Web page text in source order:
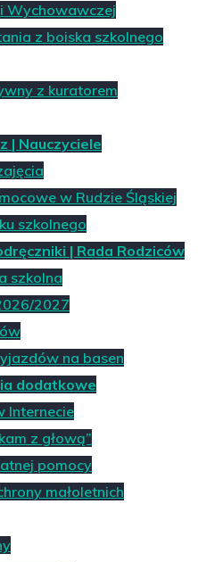
Wychowawczej
z boiska szkolnego
z kuratorem
| Nauczyciele
w Rudzie Śląskiej
szkolnego
| Rada Rodziców
szkolna
2027
na basen
dodatkowe
Internecie
z głową”
pomocy
małoletnich